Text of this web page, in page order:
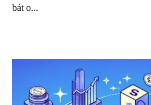
bát o...